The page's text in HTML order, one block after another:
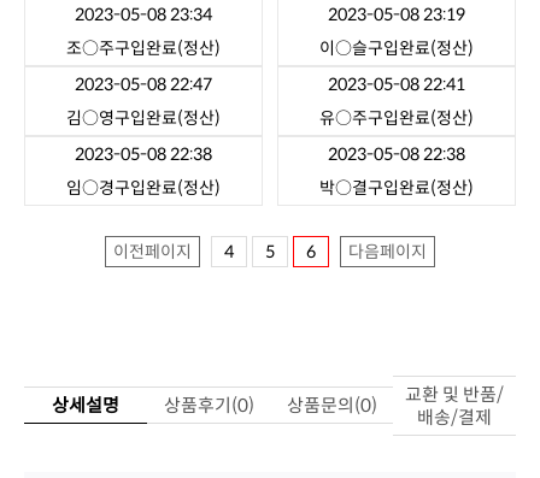
2023-05-08 23:34
조○주구입완료(정산)
2023-05-08 23:19
이○슬구입완료(정산)
2023-05-08 22:47
김○영구입완료(정산)
2023-05-08 22:41
유○주구입완료(정산)
2023-05-08 22:38
임○경구입완료(정산)
2023-05-08 22:38
박○결구입완료(정산)
이전페이지 4 5 6 다음페이지
상세설명 상품후기(0) 상품문의(0)
배송/결제